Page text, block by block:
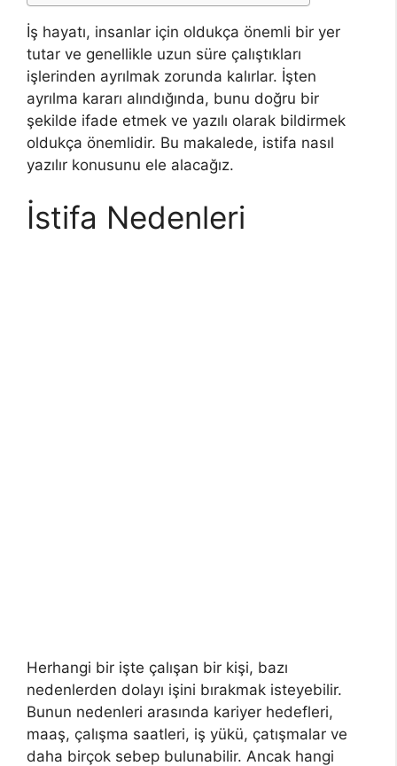
İş hayatı, insanlar için oldukça önemli bir yer
tutar ve genellikle uzun süre çalıştıkları
işlerinden ayrılmak zorunda kalırlar. İşten
ayrılma kararı alındığında, bunu doğru bir
şekilde ifade etmek ve yazılı olarak bildirmek
oldukça önemlidir. Bu makalede, istifa nasıl
yazılır konusunu ele alacağız.
İstifa Nedenleri
Herhangi bir işte çalışan bir kişi, bazı
nedenlerden dolayı işini bırakmak isteyebilir.
Bunun nedenleri arasında kariyer hedefleri,
maaş, çalışma saatleri, iş yükü, çatışmalar ve
daha birçok sebep bulunabilir. Ancak hangi